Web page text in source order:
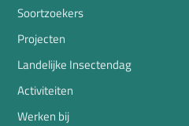
Soortzoekers
Projecten
Landelijke Insectendag
Activiteiten
Werken bij